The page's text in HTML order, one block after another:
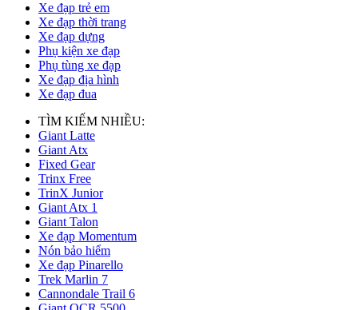
Xe đạp trẻ em
Xe đạp thời trang
Xe đạp dựng
Phụ kiện xe đạp
Phụ tùng xe đạp
Xe đạp địa hình
Xe đạp đua
TÌM KIẾM NHIỀU:
Giant Latte
Giant Atx
Fixed Gear
Trinx Free
TrinX Junior
Giant Atx 1
Giant Talon
Xe đạp Momentum
Nón bảo hiểm
Xe đạp Pinarello
Trek Marlin 7
Cannondale Trail 6